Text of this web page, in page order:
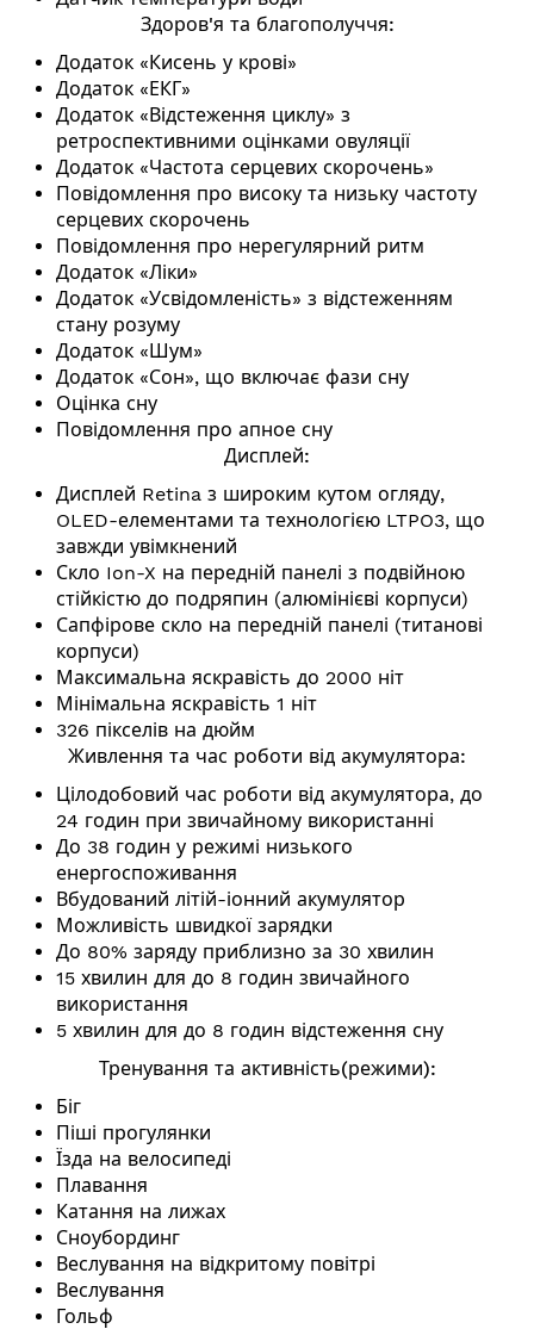
Здоров'я та благополуччя:
Додаток «Кисень у крові»
Додаток «ЕКГ»
Додаток «Відстеження циклу» з
ретроспективними оцінками овуляції
Додаток «Частота серцевих скорочень»
Повідомлення про високу та низьку частоту
серцевих скорочень
Повідомлення про нерегулярний ритм
Додаток «Ліки»
Додаток «Усвідомленість» з відстеженням
стану розуму
Додаток «Шум»
Додаток «Сон», що включає фази сну
Оцінка сну
Повідомлення про апное сну
Дисплей:
Дисплей Retina з широким кутом огляду,
OLED-елементами та технологією LTPO3, що
завжди увімкнений
Скло Ion-X на передній панелі з подвійною
стійкістю до подряпин (алюмінієві корпуси)
Сапфірове скло на передній панелі (титанові
корпуси)
Максимальна яскравість до 2000 ніт
Мінімальна яскравість 1 ніт
326 пікселів на дюйм
Живлення та час роботи від акумулятора:
Цілодобовий час роботи від акумулятора, до
24 годин при звичайному використанні
До 38 годин у режимі низького
енергоспоживання
Вбудований літій-іонний акумулятор
Можливість швидкої зарядки
До 80% заряду приблизно за 30 хвилин
15 хвилин для до 8 годин звичайного
використання
5 хвилин для до 8 годин відстеження сну
Тренування та активність(режими):
Біг
Піші прогулянки
Їзда на велосипеді
Плавання
Катання на лижах
Сноубординг
Веслування на відкритому повітрі
Веслування
Гольф